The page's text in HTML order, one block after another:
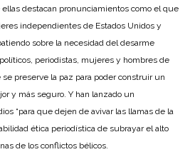
destacan pronunciamientos como el que
independientes de Estados Unidos y
sobre la necesidad del desarme
periodistas, mujeres y hombres de
preserve la paz para poder construir un
y más seguro. Y han lanzado un
“para que dejen de avivar las llamas de la
ética periodística de subrayar el alto
de los conflictos bélicos.